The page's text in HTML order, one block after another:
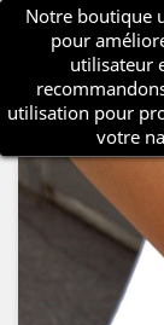

Notre boutique
pour
utilisateur
utilisation pour
votre